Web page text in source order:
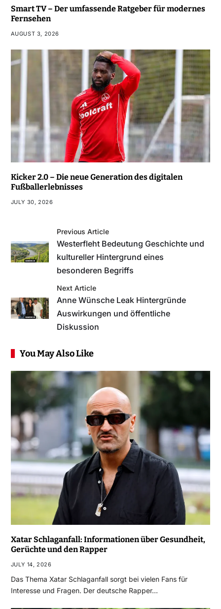
Smart TV – Der umfassende Ratgeber für modernes
Fernsehen
AUGUST 3, 2026
Kicker 2.0 – Die neue Generation des digitalen
Fußballerlebnisses
JULY 30, 2026
Previous Article
Westerfleht Bedeutung Geschichte und
kultureller Hintergrund eines
besonderen Begriffs
Next Article
Anne Wünsche Leak Hintergründe
Auswirkungen und öffentliche
Diskussion
You May Also Like
Xatar Schlaganfall: Informationen über Gesundheit,
Gerüchte und den Rapper
JULY 14, 2026
Das Thema Xatar Schlaganfall sorgt bei vielen Fans für
Interesse und Fragen. Der deutsche Rapper…